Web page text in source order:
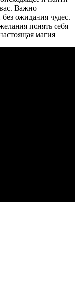
Важно
ожидания чудес.
понять себя
магия.